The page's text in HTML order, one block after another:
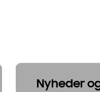
Nyheder